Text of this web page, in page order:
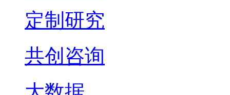
定制研究
共创咨询